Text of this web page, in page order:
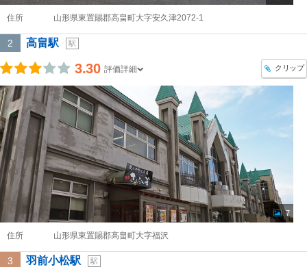
住所 山形県東置賜郡高畠町大字安久津2072-1
2 高畠駅 駅
3.30 評価詳細 クリップ
7
住所 山形県東置賜郡高畠町大字福沢
3 羽前小松駅 駅